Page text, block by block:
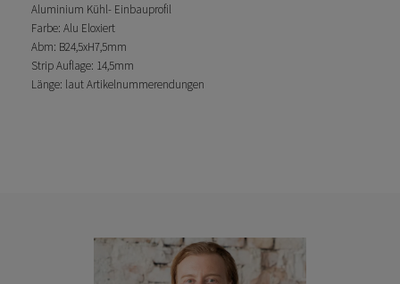
Aluminium Kühl- Einbauprofil
Farbe: Alu Eloxiert
Abm: B24,5xH7,5mm
Strip Auflage: 14,5mm
Länge: laut Artikelnummerendungen